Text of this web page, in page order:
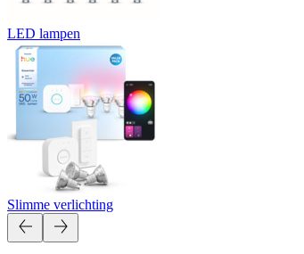
LED lampen
Slimme verlichting